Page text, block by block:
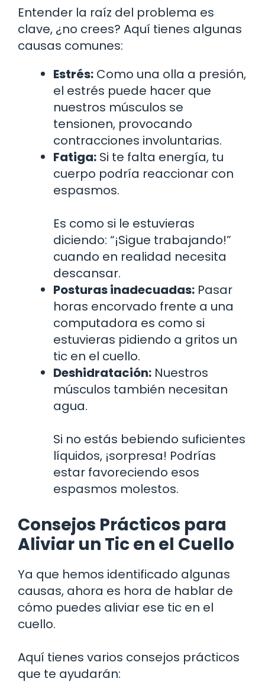
Entender la raíz del problema es
clave, ¿no crees? Aquí tienes algunas
causas comunes:
Estrés: Como una olla a presión,
el estrés puede hacer que
nuestros músculos se
tensionen, provocando
contracciones involuntarias.
Fatiga: Si te falta energía, tu
cuerpo podría reaccionar con
espasmos.
Es como si le estuvieras
diciendo: “¡Sigue trabajando!”
cuando en realidad necesita
descansar.
Posturas inadecuadas: Pasar
horas encorvado frente a una
computadora es como si
estuvieras pidiendo a gritos un
tic en el cuello.
Deshidratación: Nuestros
músculos también necesitan
agua.
Si no estás bebiendo suficientes
líquidos, ¡sorpresa! Podrías
estar favoreciendo esos
espasmos molestos.
Consejos Prácticos para
Aliviar un Tic en el Cuello
Ya que hemos identificado algunas
causas, ahora es hora de hablar de
cómo puedes aliviar ese tic en el
cuello.
Aquí tienes varios consejos prácticos
que te ayudarán: